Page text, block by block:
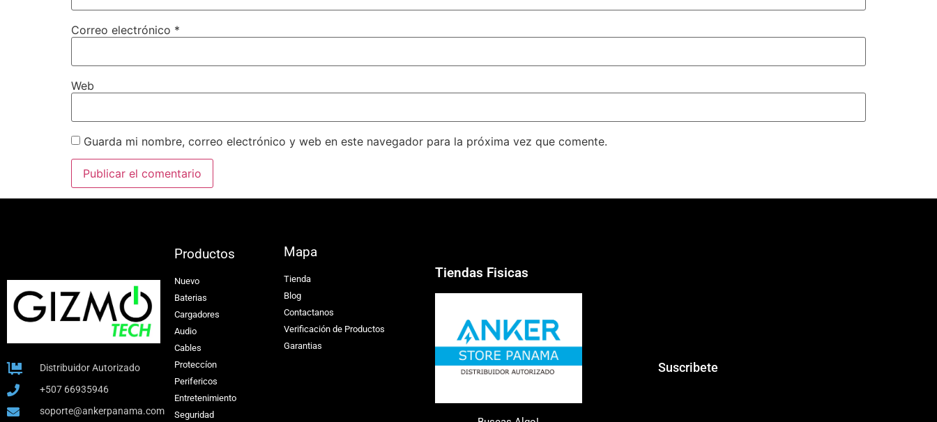
Correo electrónico *
Web
Guarda mi nombre, correo electrónico y web en este navegador para la próxima vez que comente.
Distribuidor Autorizado
+507 66935946
soporte@ankerpanama.com
Productos
Nuevo
Baterias
Cargadores
Audio
Cables
Proteccíon
Perifericos
Entretenimiento
Seguridad
Mapa
Tienda
Blog
Contactanos
Verificación de Productos
Garantias
Tiendas Fisicas
Suscribete